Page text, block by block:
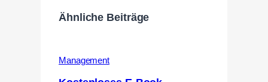
Ähnliche Beiträge
Management